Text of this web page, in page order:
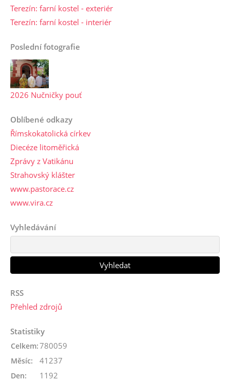
Terezín: farní kostel - exteriér
Terezín: farní kostel - interiér
Poslední fotografie
2026 Nučničky pouť
Oblíbené odkazy
Římskokatolická církev
Diecéze litoměřická
Zprávy z Vatikánu
Strahovský klášter
www.pastorace.cz
www.vira.cz
Vyhledávání
RSS
Přehled zdrojů
Statistiky
Celkem:780059
Měsíc: 41237
Den: 1192